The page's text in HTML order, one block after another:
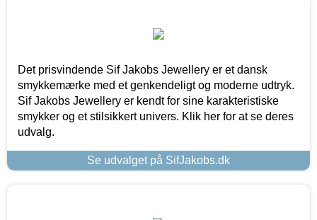
Det prisvindende Sif Jakobs Jewellery er et dansk
smykkemærke med et genkendeligt og moderne udtryk.
Sif Jakobs Jewellery er kendt for sine karakteristiske
smykker og et stilsikkert univers. Klik her for at se deres
udvalg.
Se udvalget på SifJakobs.dk